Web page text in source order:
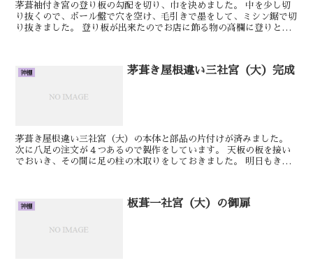
茅葺袖付き宮の登り板の勾配を切り、巾を決めました。 中を少し切
り抜くので、ボール盤で穴を空け、毛引きで墨をして、ミシン鋸で切
り抜きました。 登り板が出来たのでお店に飾る物の高欄に登りと下
神棚 茅葺き屋根違い三社宮（大）完成
茅葺き屋根違い三社宮（大）の本体と部品の片付けが済みました。
次に八足の注文が４つあるので製作をしています。 天板の板を接い
でおいき、その間に足の柱の木取りをしておきました。 明日もきっ
神棚 板葺一社宮（大）の御扉